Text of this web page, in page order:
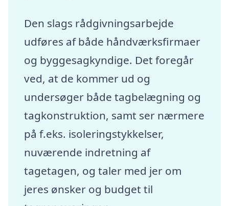
Den slags rådgivningsarbejde
udføres af både håndværksfirmaer
og byggesagkyndige. Det foregår
ved, at de kommer ud og
undersøger både tagbelægning og
tagkonstruktion, samt ser nærmere
på f.eks. isoleringstykkelser,
nuværende indretning af
tagetagen, og taler med jer om
jeres ønsker og budget til